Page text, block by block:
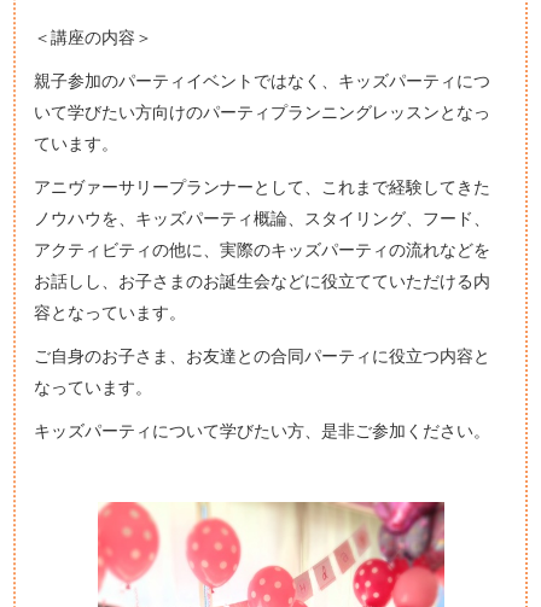
＜講座の内容＞
親子参加のパーティイベントではなく、キッズパーティにつ
いて学びたい方向けのパーティプランニングレッスンとなっ
ています。
アニヴァーサリープランナーとして、これまで経験してきた
ノウハウを、キッズパーティ概論、スタイリング、フード、
アクティビティの他に、実際のキッズパーティの流れなどを
お話しし、お子さまのお誕生会などに役立てていただける内
容となっています。
ご自身のお子さま、お友達との合同パーティに役立つ内容と
なっています。
キッズパーティについて学びたい方、是非ご参加ください。